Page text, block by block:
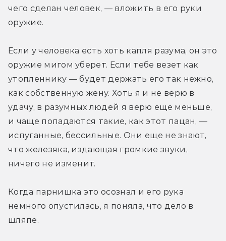
чего сделан человек, — вложить в его руки
оружие.
Если у человека есть хоть капля разума, он это
оружие мигом уберет. Если тебе везет как
утопленнику — будет держать его так нежно,
как собственную жену. Хоть я и не верю в
удачу, в разумных людей я верю еще меньше,
и чаще попадаются такие, как этот пацан, —
испуганные, бессильные. Они еще не знают,
что железяка, издающая громкие звуки,
ничего не изменит.
Когда парнишка это осознал и его рука
немного опустилась, я поняла, что дело в
шляпе.